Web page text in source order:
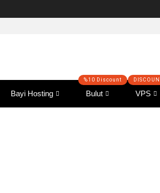
Bayi Hosting Bulut VPS